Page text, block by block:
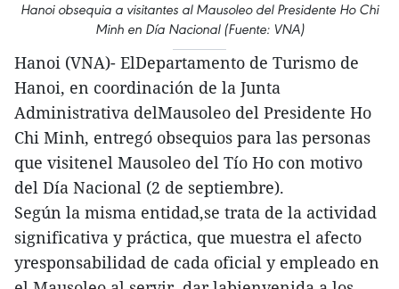
Hanoi obsequia a visitantes al Mausoleo del Presidente Ho Chi
Minh en Día Nacional (Fuente: VNA)
Hanoi (VNA)- ElDepartamento de Turismo de
Hanoi, en coordinación de la Junta
Administrativa delMausoleo del Presidente Ho
Chi Minh, entregó obsequios para las personas
que visitenel Mausoleo del Tío Ho con motivo
del Día Nacional (2 de septiembre).
Según la misma entidad,se trata de la actividad
significativa y práctica, que muestra el afecto
yresponsabilidad de cada oficial y empleado en